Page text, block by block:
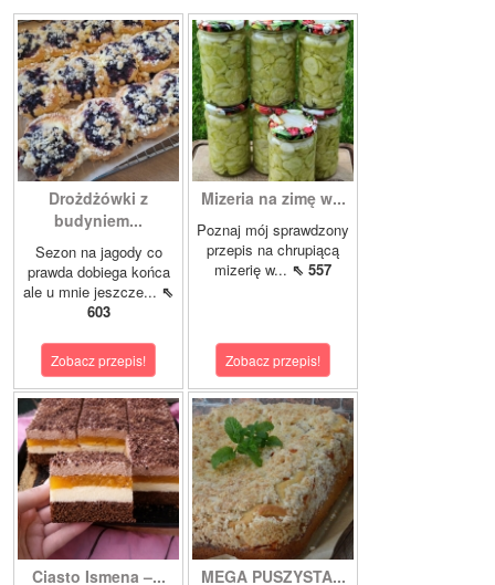
Drożdżówki z
budyniem...
Sezon na jagody co
prawda dobiega końca
ale u mnie jeszcze... ⇖
603
Zobacz przepis!
Mizeria na zimę w...
Poznaj mój sprawdzony
przepis na chrupiącą
mizerię w... ⇖ 557
Zobacz przepis!
Ciasto Ismena –... MEGA PUSZYSTA...